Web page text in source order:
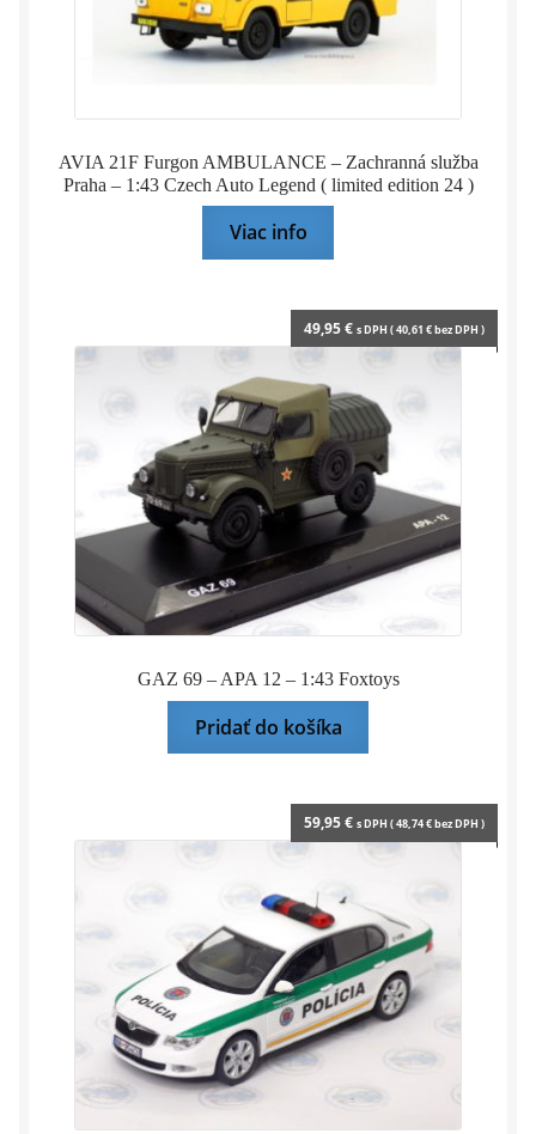
AVIA 21F Furgon AMBULANCE – Zachranná služba
Praha – 1:43 Czech Auto Legend ( limited edition 24 )
Viac info
GAZ 69 – APA 12 – 1:43 Foxtoys
49,95€ s DPH (40,61 €bez DPH )
Pridať do košíka
59,95€ s DPH (48,74€bez DPH )